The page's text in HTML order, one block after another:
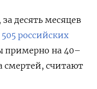
десять месяцев
505 российских
примерно на 40–
смертей, считают